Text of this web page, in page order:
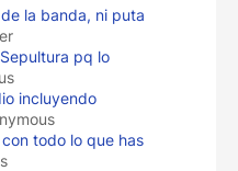
la banda, ni puta
pq lo
incluyendo
todo lo que has